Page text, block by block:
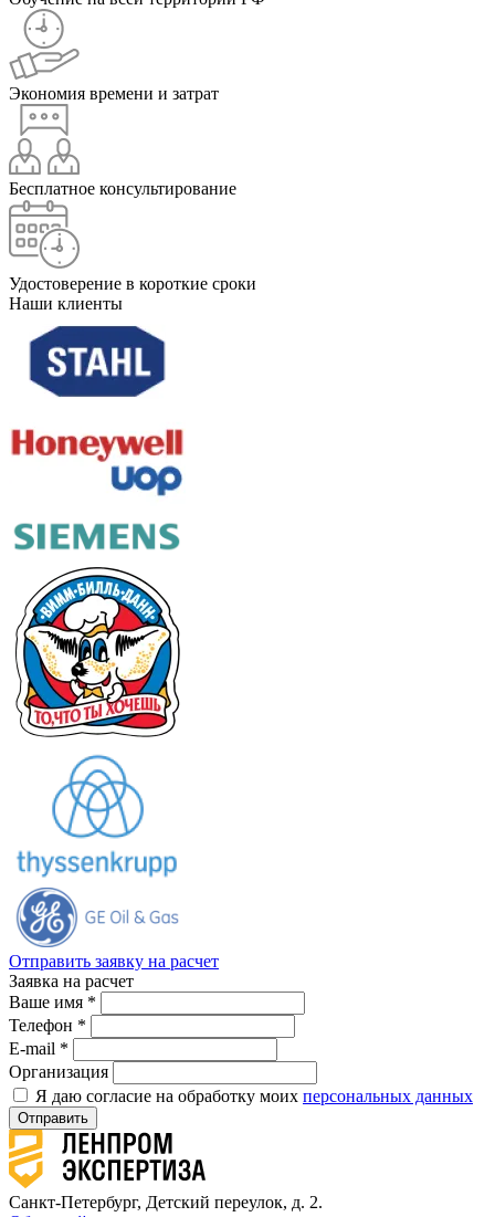
Экономия времени и затрат
Бесплатное консультирование
Удостоверение в короткие сроки
Наши клиенты
Отправить заявку на расчет
Заявка на расчет
Ваше имя *
Телефон *
E-mail *
Организация
Я даю согласие на обработку моих персональных данных
Отправить
Санкт-Петербург, Детский переулок, д. 2.